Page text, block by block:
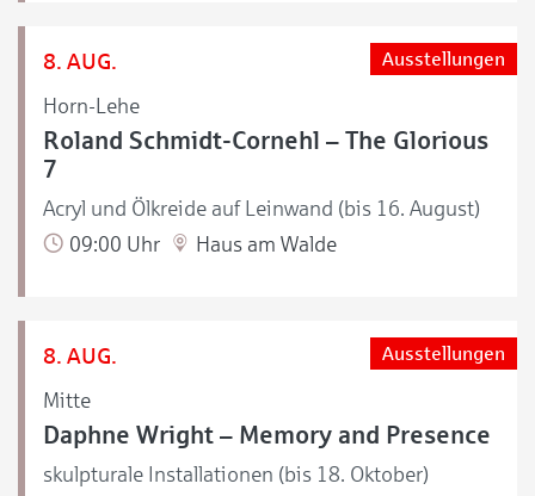
8. AUG.
Horn-Lehe
Ausstellungen
Roland Schmidt-Cornehl – The Glorious
7
Acryl und Ölkreide auf Leinwand (bis 16. August)
09:00 Uhr
Haus am Walde
8. AUG.
Mitte
Ausstellungen
Daphne Wright – Memory and Presence
skulpturale Installationen (bis 18. Oktober)